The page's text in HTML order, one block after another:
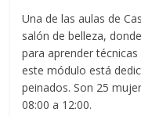
Una de las aulas de
salón de belleza,
para aprender
este módulo está
peinados. Son 25
08:00 a 12:00.